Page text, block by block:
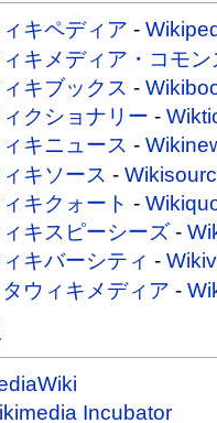
キペディア -
ィキメディア・コモン
キブックス -
クショナリー -
キニュース -
キソース -
キクォート -
ィキスピーシーズ -
キバーシティ -
タウィキメディア -
Incubator